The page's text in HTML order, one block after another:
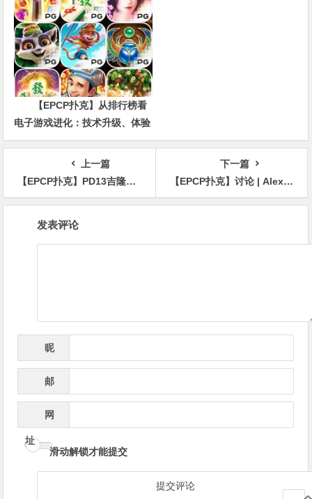
【EPCP扑克】从排行榜看
电子游戏进化：技术升级、体验
创新与未来趋势
上一篇
【EPCP扑克】PD13吉隆坡站旅行攻略：满足你对比赛旅行的所有想象！云顶高原等待你的探索！
下一篇
【EPCP扑克】讨论 | Alex Foxen在2.5万美元豪客赛中的6-Bet全下合理吗？
发表评论
昵
*
邮
*
网
址
滑动解锁才能提交